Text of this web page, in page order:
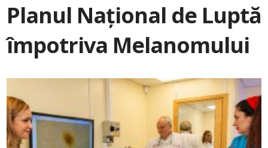
Planul Național de Luptă
împotriva Melanomului